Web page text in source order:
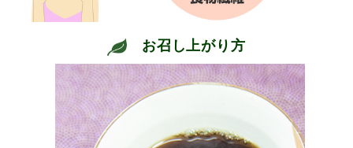
お召し上がり方